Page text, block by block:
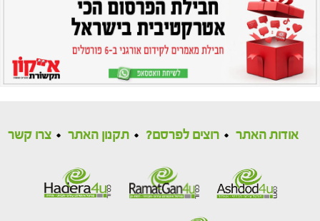
אודות האתר רוצים לפרסם? תקנון האתר צרו קשר